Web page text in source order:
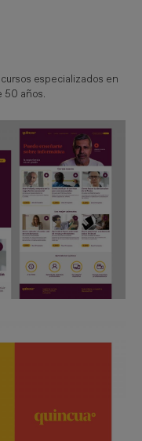
especializados en
50 años.